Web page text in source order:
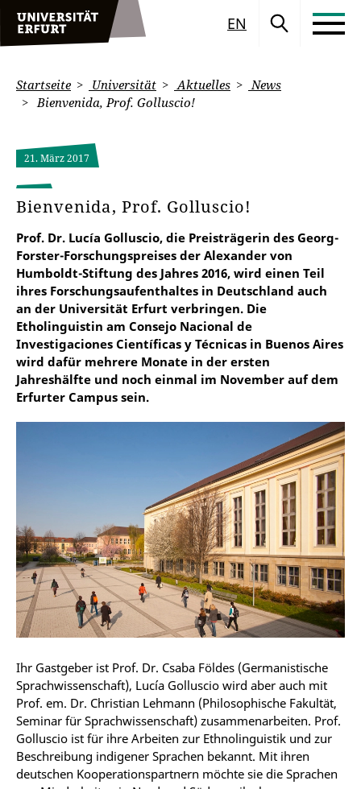
EN
Startseite Universität Aktuelles
News
Bienvenida, Prof. Golluscio!
21. März 2017
Bienvenida, Prof. Golluscio!
Prof. Dr. Lucía Golluscio, die Preisträgerin des Georg-
Forster-Forschungspreises der Alexander von
Humboldt-Stiftung des Jahres 2016, wird einen Teil
ihres Forschungsaufenthaltes in Deutschland auch
an der Universität Erfurt verbringen. Die
Etholinguistin am Consejo Nacional de
Investigaciones Científicas y Técnicas in Buenos Aires
wird dafür mehrere Monate in der ersten
Jahreshälfte und noch einmal im November auf dem
Erfurter Campus sein.
Ihr Gastgeber ist Prof. Dr. Csaba Földes (Germanistische
Sprachwissenschaft), Lucía Golluscio wird aber auch mit
Prof. em. Dr. Christian Lehmann (Philosophische Fakultät,
Seminar für Sprachwissenschaft) zusammenarbeiten. Prof.
Golluscio ist für ihre Arbeiten zur Ethnolinguistik und zur
Beschreibung indigener Sprachen bekannt. Mit ihren
deutschen Kooperationspartnern möchte sie die Sprachen